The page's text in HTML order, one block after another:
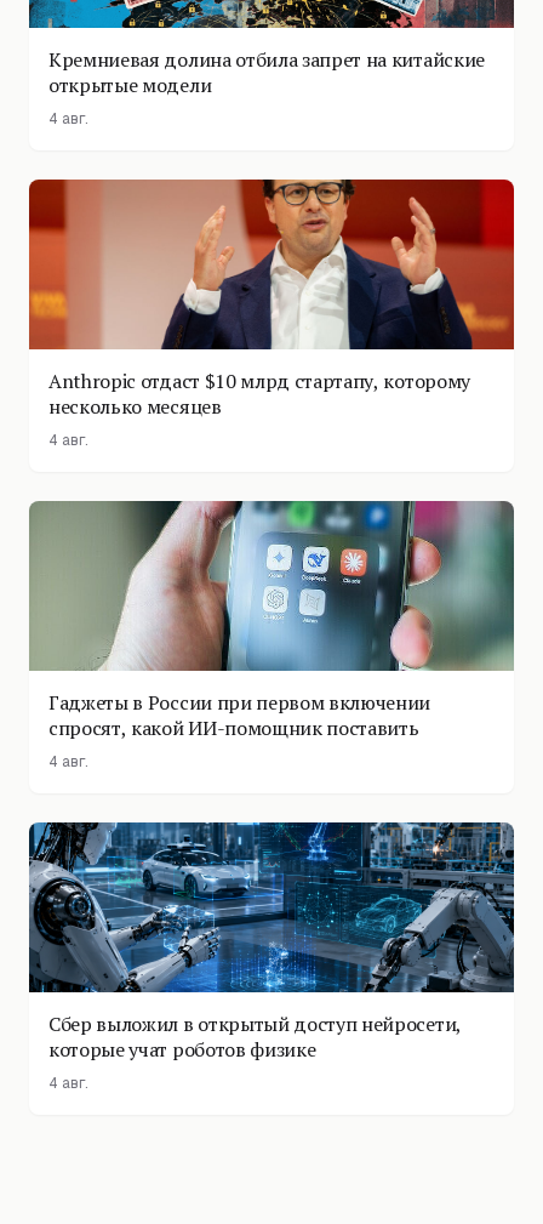
Кремниевая долина отбила запрет на китайские
открытые модели
4 авг.
Anthropic отдаст $10 млрд стартапу, которому
несколько месяцев
4 авг.
Гаджеты в России при первом включении
спросят, какой ИИ-помощник поставить
4 авг.
Сбер выложил в открытый доступ нейросети,
которые учат роботов физике
4 авг.